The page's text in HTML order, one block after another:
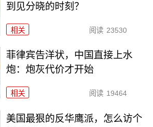
到见分晓的时刻？
相关 阅读 23530
菲律宾告洋状，中国直接上水
炮：炮灰代价才开始
相关 阅读 19464
美国最狠的反华鹰派，怎么访个